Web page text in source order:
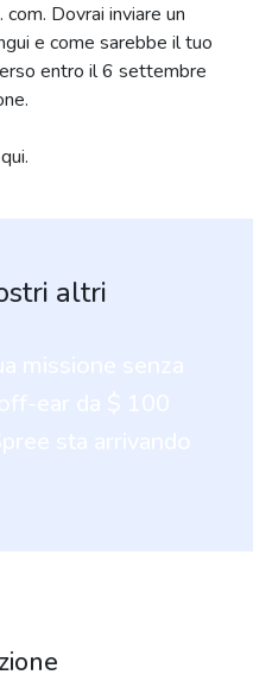
Dovrai inviare un
e come sarebbe il tuo
entro il 6 settembre
altri